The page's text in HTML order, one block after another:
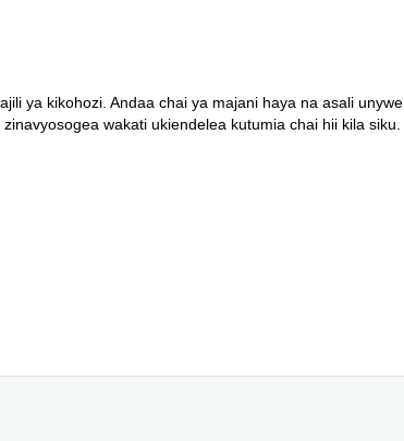
ya kikohozi. Andaa chai ya majani haya na asali unywe
wakati ukiendelea kutumia chai hii kila siku.